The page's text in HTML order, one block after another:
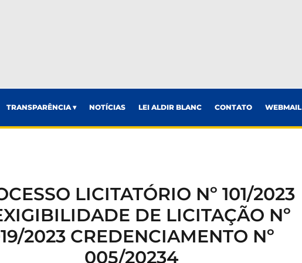
TRANSPARÊNCIA ▾ NOTÍCIAS LEI ALDIR BLANC CONTATO WEBMAIL
LICITATÓRIO Nº 101/2023
DE LICITAÇÃO Nº
2023 CREDENCIAMENTO Nº
005/20234